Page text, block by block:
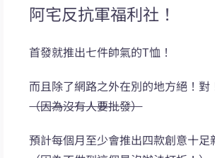
阿宅反抗軍福利社！
首發就推出七件帥氣的T恤！
而且除了網路之外在別的地方絕！對
（因為沒有人要批發）
預計每個月至少會推出四款創意十足